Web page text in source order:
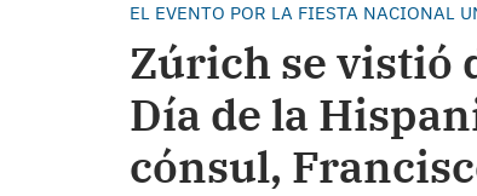
EL EVENTO POR LA FIESTA NACIONAL
Zúrich se vistió
Día de la
cónsul,